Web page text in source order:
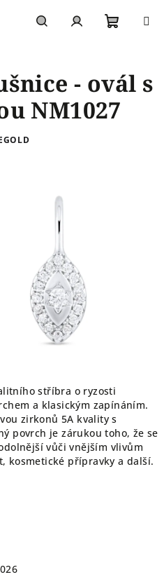
košík
stříbra o ryzosti
a klasickým zapínáním.
zirkonů 5A kvality s
povrch je zárukou toho, že se
vůči vnějším vlivům
kosmetické přípravky a další.
- ovál s
NM1027